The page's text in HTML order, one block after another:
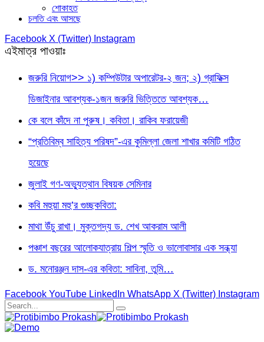
শোকাহত
চলতি এবং আসছে
Facebook X (Twitter) Instagram
এইমাত্র পাওয়াঃ
জরুরি নিয়োগ>> ১) কম্পিউটার অপারেটর-২ জন; ২) গ্রাফিক্স
ডিজাইনার আবশ্যক-১জন জরুরি ভিত্তিতে আবশ্যক…
কে বলে কাঁদে না পুরুষ। কবিতা। রাকিব ফরায়েজী
“প্রতিবিম্ব সাহিত্য পরিষদ”-এর কুমিল্লা জেলা শাখার কমিটি গঠিত
হয়েছে
জুলাই গণ-অভ্যুত্থান বিষয়ক সেমিনার
কবি মহুয়া মহু’র গুচ্ছকবিতা:
মাথা উঁচু রাখা। মুক্তগদ্য ড. শেখ আকরাম আলী
পঞ্চাশ বছরের আলোকযাত্রায় শিল্প স্মৃতি ও ভালোবাসার এক সন্ধ্যা
ড. মনোরঞ্জন দাস-এর কবিতা: সাবিনা, তুমি…
Facebook YouTube LinkedIn WhatsApp X (Twitter) Instagram